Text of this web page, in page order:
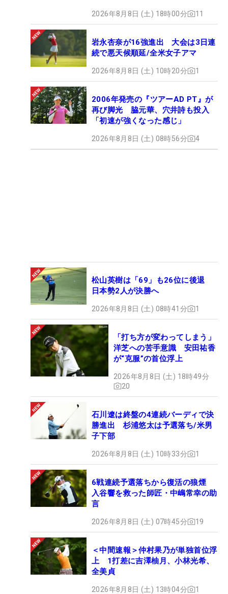
2026年8月8日 (土) 18時00分 11
岩永杏奈が16強進出 大会は3日連
続で悪天候順延/全米女子アマ
2026年8月8日 (土) 10時20分 1
2006年発売の『ツアーAD PT』が
再び脚光 脇元華、穴井詩も投入
「初速が強くなった感じ」
2026年8月8日 (土) 08時56分 4
松山英樹は「69」も26位に後退
日本勢2人が決勝へ
2026年8月8日 (土) 08時41分 1
「打ち方が変わってしまう」
洋芝への苦手意識 安田祐香
が“克服”の首位浮上
2026年8月8日 (土) 18時49分
20
石川遼は終盤の4連続バーディで決
勝進出 杉浦悠太は予選落ち/米男
子下部
2026年8月8日 (土) 10時33分 1
6戦連続予選落ちから復活の狼煙
入谷響を救った師匠・中嶋常幸の助
言
2026年8月8日 (土) 07時45分 19
＜中間速報＞仲村果乃が単独首位浮
上 1打差に吉澤柚月、小林光希、
全美貞
2026年8月8日 (土) 13時04分 1